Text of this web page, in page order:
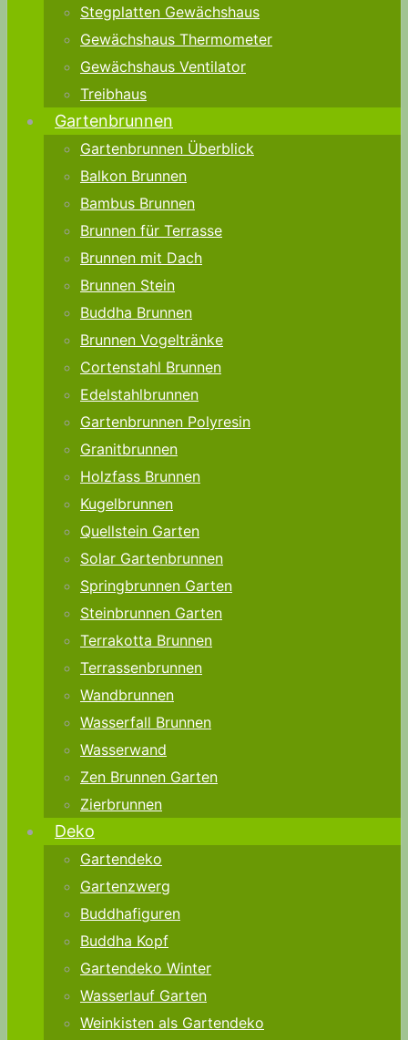
Stegplatten Gewächshaus
Gewächshaus Thermometer
Gewächshaus Ventilator
Treibhaus
Gartenbrunnen
Gartenbrunnen Überblick
Balkon Brunnen
Bambus Brunnen
Brunnen für Terrasse
Brunnen mit Dach
Brunnen Stein
Buddha Brunnen
Brunnen Vogeltränke
Cortenstahl Brunnen
Edelstahlbrunnen
Gartenbrunnen Polyresin
Granitbrunnen
Holzfass Brunnen
Kugelbrunnen
Quellstein Garten
Solar Gartenbrunnen
Springbrunnen Garten
Steinbrunnen Garten
Terrakotta Brunnen
Terrassenbrunnen
Wandbrunnen
Wasserfall Brunnen
Wasserwand
Zen Brunnen Garten
Zierbrunnen
Deko
Gartendeko
Gartenzwerg
Buddhafiguren
Buddha Kopf
Gartendeko Winter
Wasserlauf Garten
Weinkisten als Gartendeko